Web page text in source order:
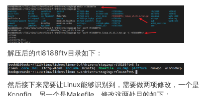
解压后的rtl8188ftv目录如下：
然后接下来需要让Linux能够识别到，需要做两项修改，一个是
Kconfig，另一个是Makefile，修改这两处目的如下：